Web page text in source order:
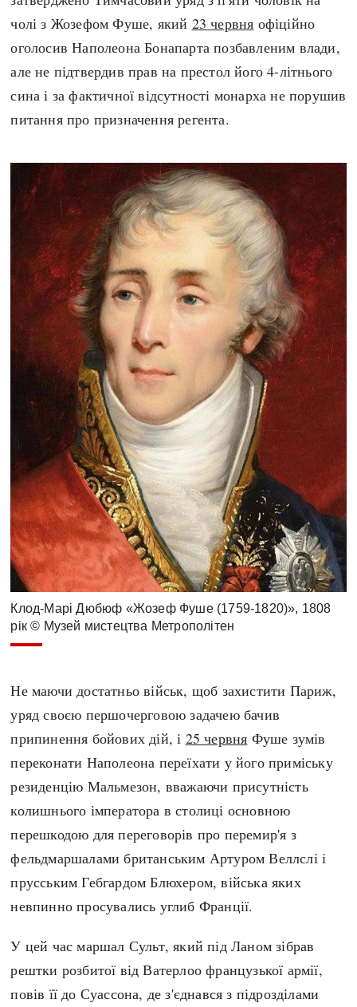
чолі з Жозефом Фуше, який 23 червня офіційно
оголосив Наполеона Бонапарта позбавленим влади,
але не підтвердив прав на престол його 4-літнього
сина і за фактичної відсутності монарха не порушив
питання про призначення регента.
Клод-Марі Дюбюф «Жозеф Фуше (1759-1820)», 1808
рік © Музей мистецтва Метрополітен
Не маючи достатньо військ, щоб захистити Париж,
уряд своєю першочерговою задачею бачив
припинення бойових дій, і 25 червня Фуше зумів
переконати Наполеона переїхати у його приміську
резиденцію Мальмезон, вважаючи присутність
колишнього імператора в столиці основною
перешкодою для переговорів про перемир'я з
фельдмаршалами британським Артуром Веллслі і
прусським Гебгардом Блюхером, війська яких
невпинно просувались углиб Франції.
У цей час маршал Сульт, який під Ланом зібрав
рештки розбитої від Ватерлоо французької армії,
повів її до Суассона, де з'єднався з підрозділами